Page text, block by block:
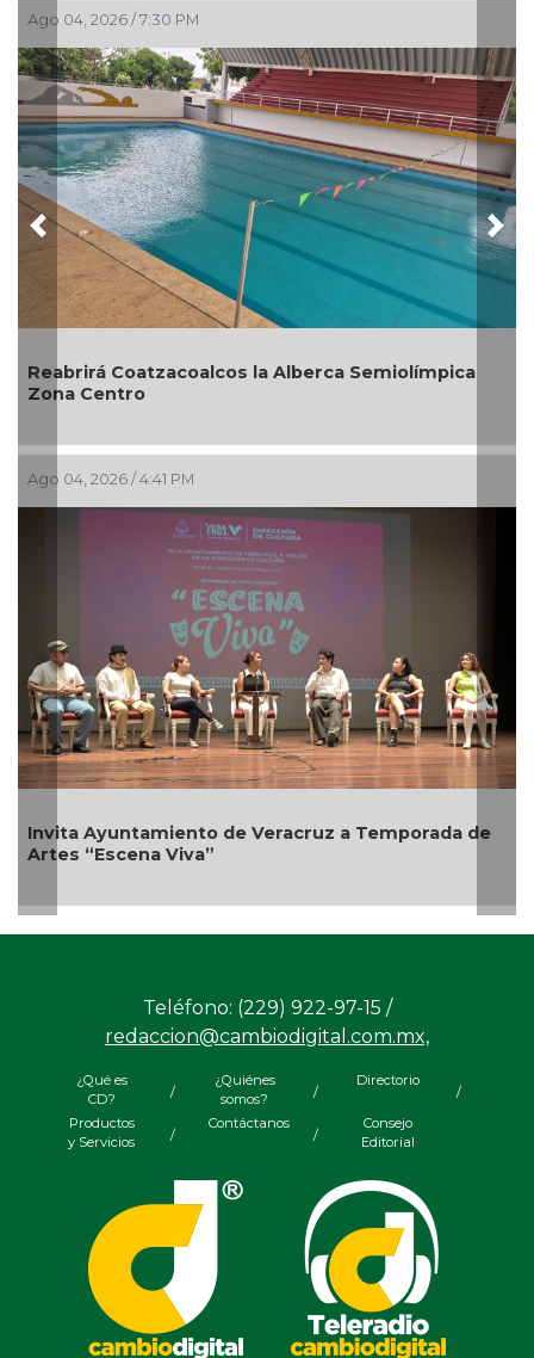
de
Ago 03, 2026 / 6:57 PM
en Pánuco
Ago 01, 2026 / 6:23 PM
Bicentenario
Previous
redaccion@cambiodigital.com.mx,
¿Qué es
CD?
/
¿Quiénes
/
Directorio
Editorial